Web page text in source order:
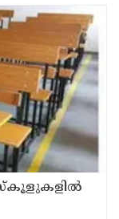
സ്‌കൂളുകളില്‍